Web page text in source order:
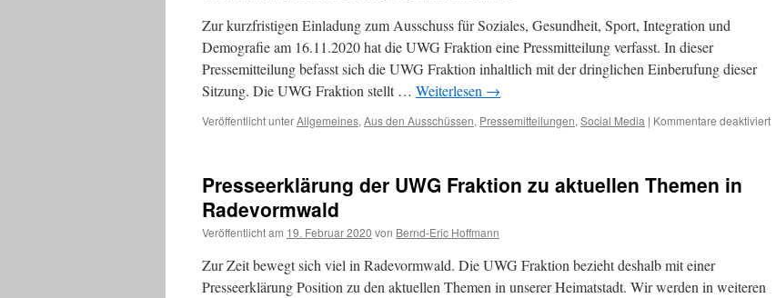
Zur kurzfristigen Einladung zum Ausschuss für Soziales, Gesundheit, Sport, Integration und
Demografie am 16.11.2020 hat die UWG Fraktion eine Pressmitteilung verfasst. In dieser
Pressemitteilung befasst sich die UWG Fraktion inhaltlich mit der dringlichen Einberufung dieser
Sitzung. Die UWG Fraktion stellt … Weiterlesen →
Veröffentlicht unterAllgemeines, Aus den Ausschüssen, Pressemitteilungen, Social Media | Kommentare deaktiviertfür
Presseerklärung der UWG Fraktion zu aktuellen Themen in
Radevormwald
Veröffentlicht am 19. Februar 2020 von Bernd-Eric Hoffmann
Zur Zeit bewegt sich viel in Radevormwald. Die UWG Fraktion bezieht deshalb mit einer
Presseerklärung Position zu den aktuellen Themen in unserer Heimatstadt. Wir werden in weiteren